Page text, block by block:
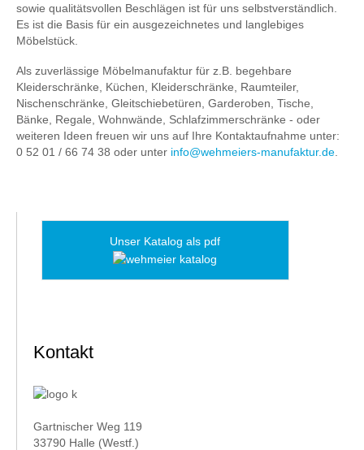
sowie qualitätsvollen Beschlägen ist für uns selbstverständlich.
Es ist die Basis für ein ausgezeichnetes und langlebiges
Möbelstück.
Als zuverlässige Möbelmanufaktur für z.B. begehbare
Kleiderschränke, Küchen, Kleiderschränke, Raumteiler,
Nischenschränke, Gleitschiebetüren, Garderoben, Tische,
Bänke, Regale, Wohnwände, Schlafzimmerschränke - oder
weiteren Ideen freuen wir uns auf Ihre Kontaktaufnahme unter:
0 52 01 / 66 74 38 oder unter info@wehmeiers-manufaktur.de.
Unser Katalog als pdf
Kontakt
Gartnischer Weg 119
33790 Halle (Westf.)